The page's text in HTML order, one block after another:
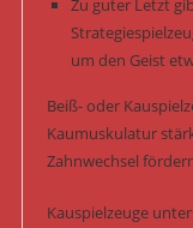
Zu guter Letzt
um den Geist
Beiß- oder
Kaumuskulatur
Zahnwechsel
Kauspielzeuge